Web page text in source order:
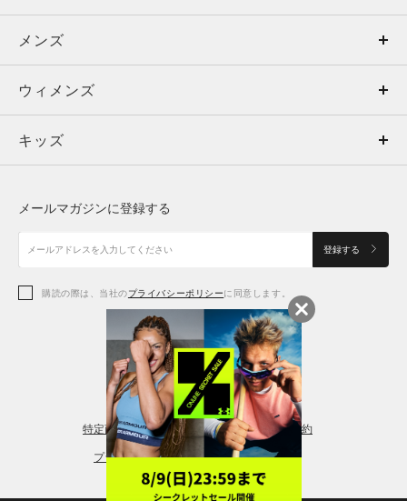
メンズ
ウィメンズ
キッズ
アクセサリー
メンズ
トップス
ボトムス
アクセサリー
ウィメンズ
トップス
シューズ
アクセサリー
レギンス＆タイツ
キッズ
シューズ
メールマガジンに登録する
登録する
購読の際は、当社のプライバシーポリシーに同意します。
特定商取引法に基づく通販の表記 会員規約
プライバシーポリシー